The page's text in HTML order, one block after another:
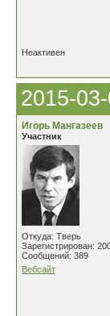
Неактивен
2015-
Игорь Мангазеев
Участник
Откуда: Тверь
Зарегистрирован:
Сообщений: 389
Вебсайт